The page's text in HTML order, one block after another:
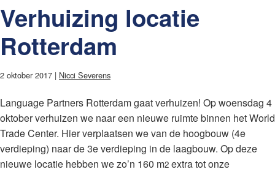
Verhuizing locatie
Rotterdam
2 oktober 2017 | Nicci Severens
Language Partners Rotterdam gaat verhuizen! Op woensdag 4
oktober verhuizen we naar een nieuwe ruimte binnen het World
Trade Center. Hier verplaatsen we van de hoogbouw (4e
verdieping) naar de 3e verdieping in de laagbouw. Op deze
nieuwe locatie hebben we zo’n 160 m2 extra tot onze